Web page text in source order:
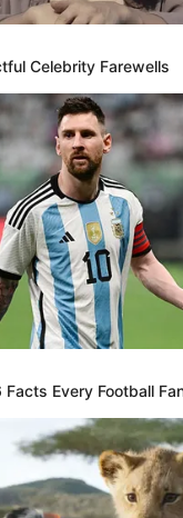
ARTIKEL
Celebrity Farewells
Every Football